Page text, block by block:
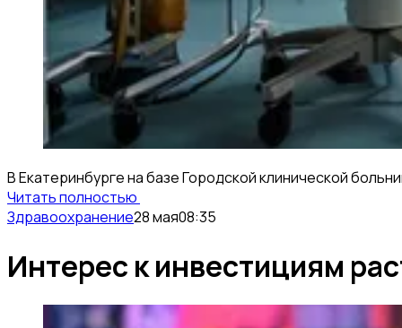
В Екатеринбурге на базе Городской клинической
Читать полностью
Здравоохранение28 мая08:35
Интерес к инвестициям